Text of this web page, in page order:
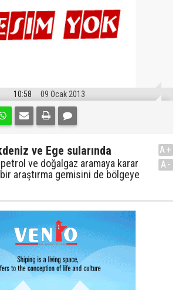
10:58 09 Ocak 2013
ve Ege sularında
ve doğalgaz aramaya karar
araştırma gemisini de bölgeye
A+
A-